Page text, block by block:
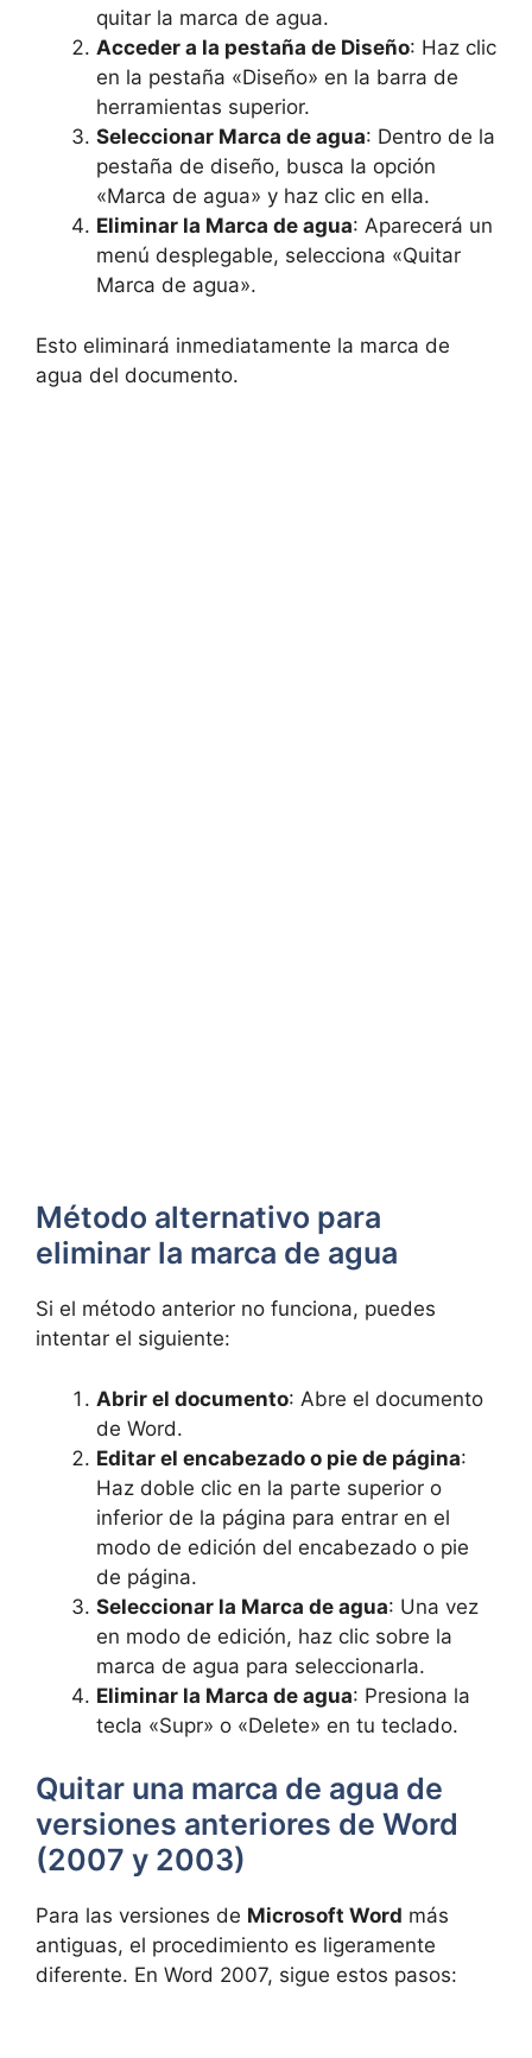
quitar la marca de agua.
Acceder a la pestaña de Diseño: Haz clic
en la pestaña «Diseño» en la barra de
herramientas superior.
Seleccionar Marca de agua: Dentro de la
pestaña de diseño, busca la opción
«Marca de agua» y haz clic en ella.
Eliminar la Marca de agua: Aparecerá un
menú desplegable, selecciona «Quitar
Marca de agua».
Esto eliminará inmediatamente la marca de
agua del documento.
Método alternativo para
eliminar la marca de agua
Si el método anterior no funciona, puedes
intentar el siguiente:
Abrir el documento: Abre el documento
de Word.
Editar el encabezado o pie de página:
Haz doble clic en la parte superior o
inferior de la página para entrar en el
modo de edición del encabezado o pie
de página.
Seleccionar la Marca de agua: Una vez
en modo de edición, haz clic sobre la
marca de agua para seleccionarla.
Eliminar la Marca de agua: Presiona la
tecla «Supr» o «Delete» en tu teclado.
Quitar una marca de agua de
versiones anteriores de Word
(2007 y 2003)
Para las versiones de Microsoft Word más
antiguas, el procedimiento es ligeramente
diferente. En Word 2007, sigue estos pasos: